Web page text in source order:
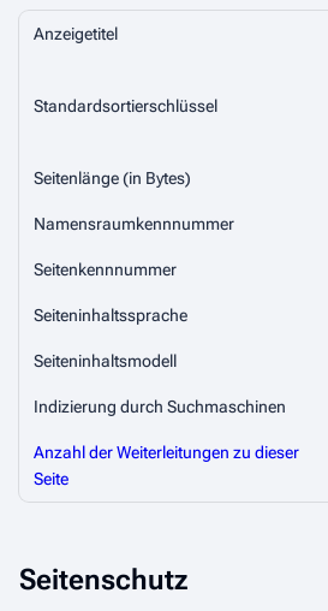
Anzeigetitel
Standardsortierschlüssel
Seitenlänge (in Bytes)
Namensraumkennnummer
Seitenkennnummer
Seiteninhaltssprache
Seiteninhaltsmodell
Indizierung durch Suchmaschinen
Anzahl der Weiterleitungen zu dieser
Seite
Seitenschutz